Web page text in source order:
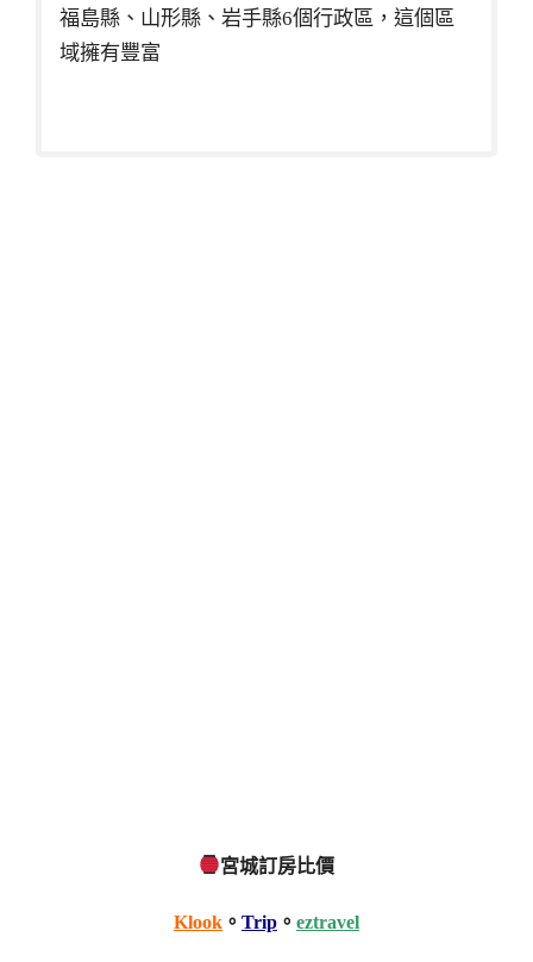
福島縣、山形縣、岩手縣6個行政區，這個區
域擁有豐富
宮城訂房比價
Klook 。 Trip 。 eztravel